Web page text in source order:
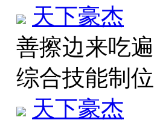
天下豪杰
善擦边来吃
综合技能制
天下豪杰